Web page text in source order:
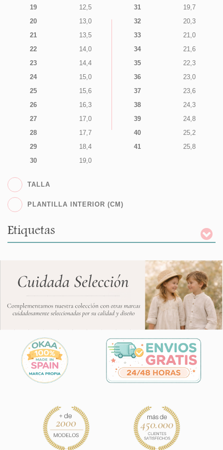
19
12,5
20
13,0
21
13,5
22
14,0
23
14,4
24
15,0
25
15,6
26
16,3
27
17,0
28
17,7
29
18,4
30
19,0
31
19,7
32
20,3
33
21,0
34
21,6
35
22,3
36
23,0
37
23,6
38
24,3
39
24,8
40
25,2
41
25,8
TALLA
PLANTILLA INTERIOR (CM)
Etiquetas